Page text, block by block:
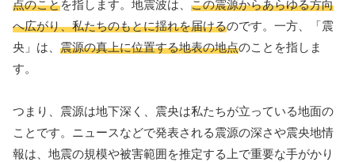
点のことを指します。地震波は、 この震源からあらゆる方向
へ広がり、私たちのもとに揺れを届けるのです。一方、「震
央」は、 震源の真上に位置する地表の地点のことを指しま
す。
つまり、震源は地下深く、震央は私たちが立っている地面の
ことです。ニュースなどで発表される震源の深さや震央地情
報は、地震の規模や被害範囲を推定する上で重要な手がかり